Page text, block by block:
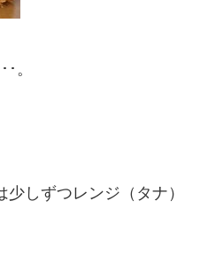
。
しずつレンジ（タナ）